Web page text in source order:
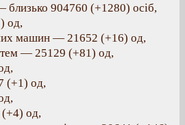
близько 904760 (+1280) осіб,
од,
машин — 21652 (+16) од,
— 25129 (+81) од,
(+1) од,
(+4) од,